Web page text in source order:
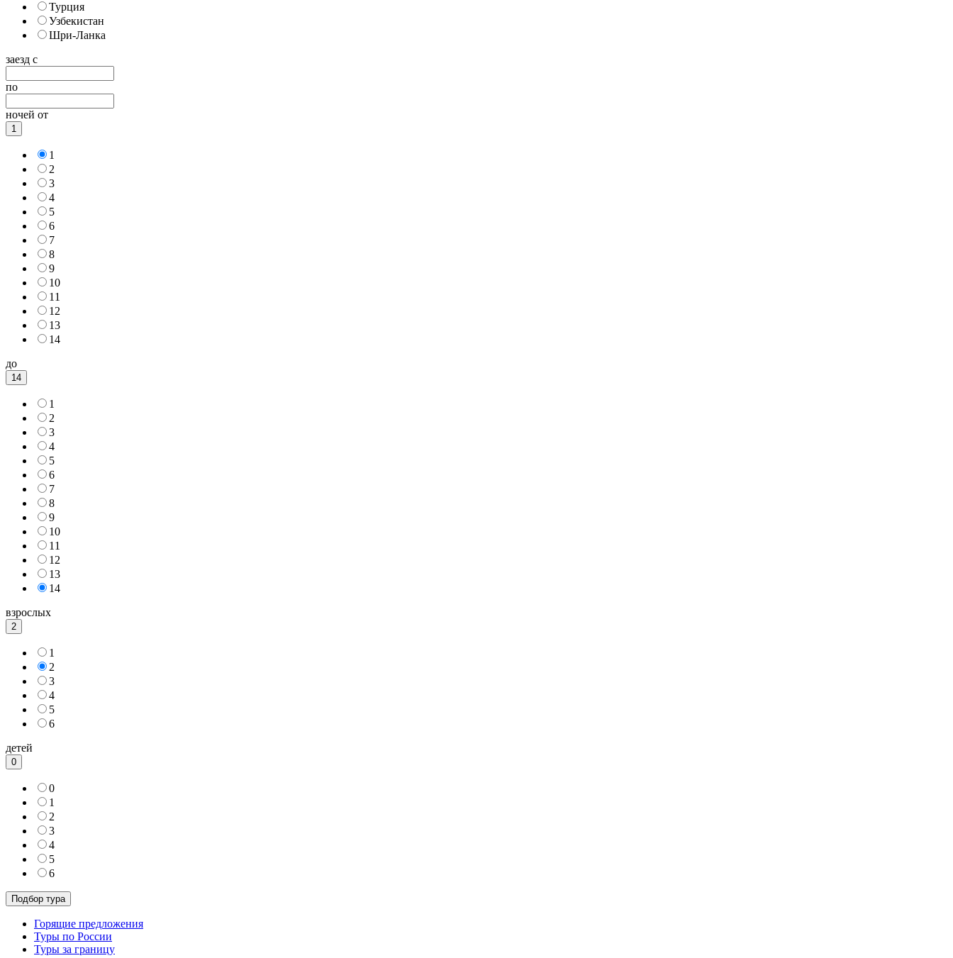
Турция
Узбекистан
Шри-Ланка
заезд с
по
ночей от
1
1
2
3
4
5
6
7
8
9
10
11
12
13
14
до
14
1
2
3
4
5
6
7
8
9
10
11
12
13
14
взрослых
2
1
2
3
4
5
6
детей
0
0
1
2
3
4
5
6
Горящие предложения
Туры по России
Туры за границу